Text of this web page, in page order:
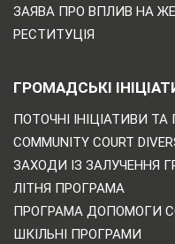
ЗАЯВА ПРО ВПЛИВ НА
РЕСТИТУЦІЯ
ГРОМАДСЬКІ
ПОТОЧНІ ІНІЦІАТИВИ
COMMUNITY COURT
ЗАХОДИ ІЗ ЗАЛУЧЕННЯ
ЛІТНЯ ПРОГРАМА
ПРОГРАМА ДОПОМОГИ
ШКІЛЬНІ ПРОГРАМИ